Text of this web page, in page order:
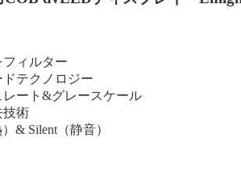
フィルター
ドテクノロジー
レート&グレースケール
技術
& Silent（静音）